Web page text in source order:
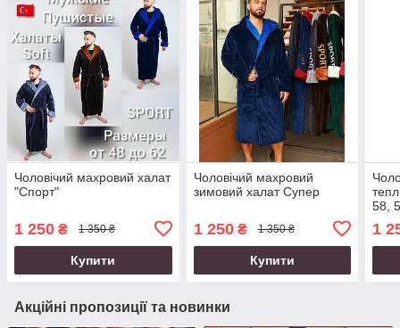
Чоловічий махровий халат
"Спорт"
1 250 ₴ 1 350 ₴
Купити
Чоловічий махровий
зимовий халат Супер
1 250₴ 1 350 ₴
Купити
58,
1
Акційні пропозиції та новинки